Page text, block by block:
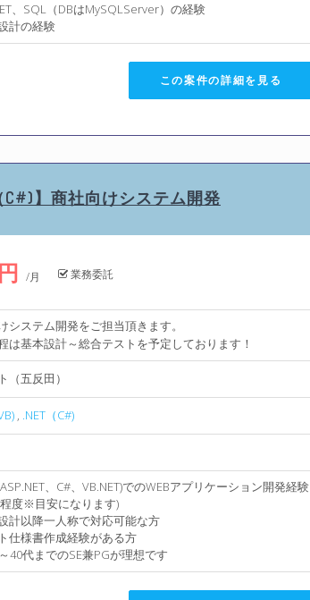
、SQL（DBはMySQLServer）の経験
計の経験
この案件の詳細を見る
C#)】商社向けシステム開発
/月 業務委託
システム開発をご担当頂きます。
は基本設計～総合テストを予定しております！
（五反田）
, .NET（C#)
、C#、VB.NET)でのWEBアプリケーション開発経験
度※目安になります)
計以降一人称で対応可能な方
仕様書作成経験がある方
40代までのSE兼PGが理想です